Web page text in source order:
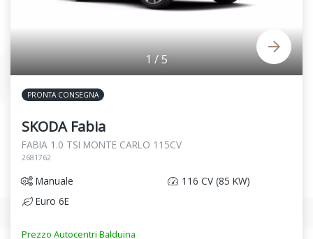
1/5
PRONTA CONSEGNA
SKODA Fabia
FABIA 1.0 TSI MONTE CARLO 115CV
2681762
Manuale
116 CV (85 KW)
Euro 6E
Prezzo Autocentri Balduina